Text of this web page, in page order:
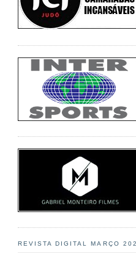
REVISTA DIGITAL MARÇO